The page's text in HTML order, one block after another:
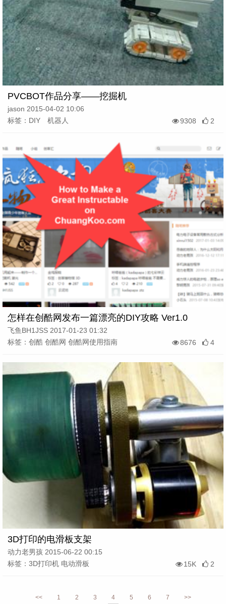
PVCBOT作品分享——挖掘机
jason 2015-04-02 10:06
标签：DIY 机器人
9308 2
怎样在创酷网发布一篇漂亮的DIY攻略 Ver1.0
飞鱼BH1JSS 2017-01-23 01:32
标签：创酷 创酷网 创酷网使用指南
8676 4
3D打印的电滑板支架
动力老男孩 2015-06-22 00:15
标签：3D打印机 电动滑板
15K 2
<< 1 2 3 4 5 6 7 >>